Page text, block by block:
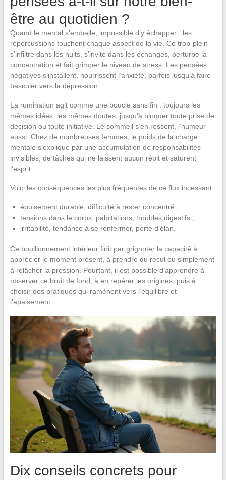
être au quotidien ?
Quand le mental s’emballe, impossible d’y échapper : les
répercussions touchent chaque aspect de la vie. Ce trop-plein
s’infiltre dans les nuits, s’invite dans les échanges, perturbe la
concentration et fait grimper le niveau de stress. Les pensées
négatives s’installent, nourrissent l’anxiété, parfois jusqu’à faire
basculer vers la dépression.
La rumination agit comme une boucle sans fin : toujours les
mêmes idées, les mêmes doutes, jusqu’à bloquer toute prise de
décision ou toute initiative. Le sommeil s’en ressent, l’humeur
aussi. Chez de nombreuses femmes, le poids de la charge
mentale s’explique par une accumulation de responsabilités
invisibles, de tâches qui ne laissent aucun répit et saturent
l’esprit.
Voici les conséquences les plus fréquentes de ce flux incessant :
épuisement durable, difficulté à rester concentré ;
tensions dans le corps, palpitations, troubles digestifs ;
irritabilité, tendance à se renfermer, perte d’élan.
Ce bouillonnement intérieur finit par grignoter la capacité à
apprécier le moment présent, à prendre du recul ou simplement
à relâcher la pression. Pourtant, il est possible d’apprendre à
observer ce bruit de fond, à en repérer les origines, puis à
choisir des pratiques qui ramènent vers l’équilibre et
l’apaisement.
Dix conseils concrets pour